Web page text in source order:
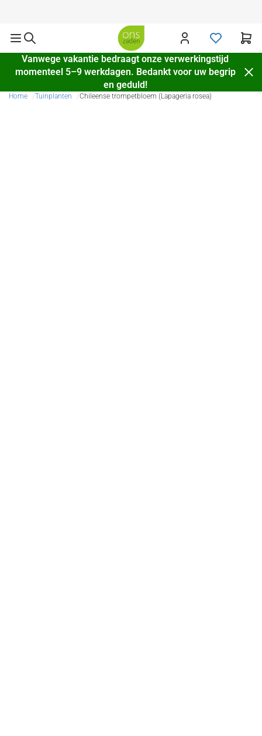
Vanwege vakantie bedraagt onze verwerkingstijd
momenteel 5–9 werkdagen. Bedankt voor uw begrip
en geduld!
Home Tuinplanten Chileense trompetbloem (Lapageria rosea)